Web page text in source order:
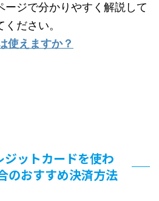
ージで分かりやすく解説して
ださい。
使えますか？
ジットカードを使わ
のおすすめ決済方法